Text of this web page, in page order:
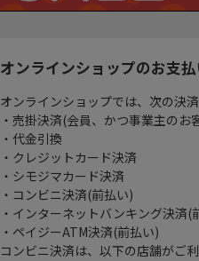
オンラインショップのお支
オンラインショップでは、次の決
・売掛決済(会員、かつ事業主のお
・代金引換
・クレジットカード決済
・シモジマカード決済
・コンビニ決済(前払い)
・インターネットバンキング決済(
・ペイジーATM決済(前払い)
コンビニ決済は、以下の店舗がご利